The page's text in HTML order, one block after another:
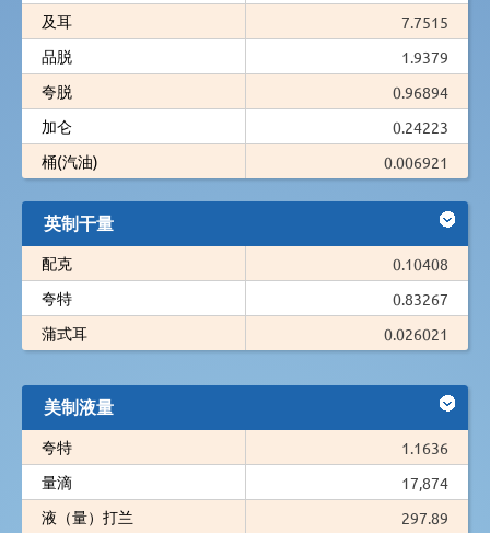
及耳
7.7515
品脱
1.9379
夸脱
0.96894
加仑
0.24223
桶(汽油)
0.006921
英制干量
配克
0.10408
夸特
0.83267
蒲式耳
0.026021
美制液量
夸特
1.1636
量滴
17,874
液（量）打兰
297.89